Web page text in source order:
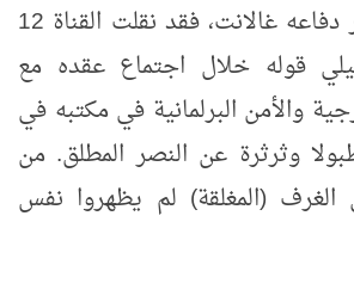
ولهذا ينتقده وزير دفاعه غالانت، فقد نقلت القناة 12
قوله خلال اجتماع عقده مع
والأمن البرلمانية في مكتبه في
وثرثرة عن النصر المطلق. من
(المغلقة) لم يظهروا نفس